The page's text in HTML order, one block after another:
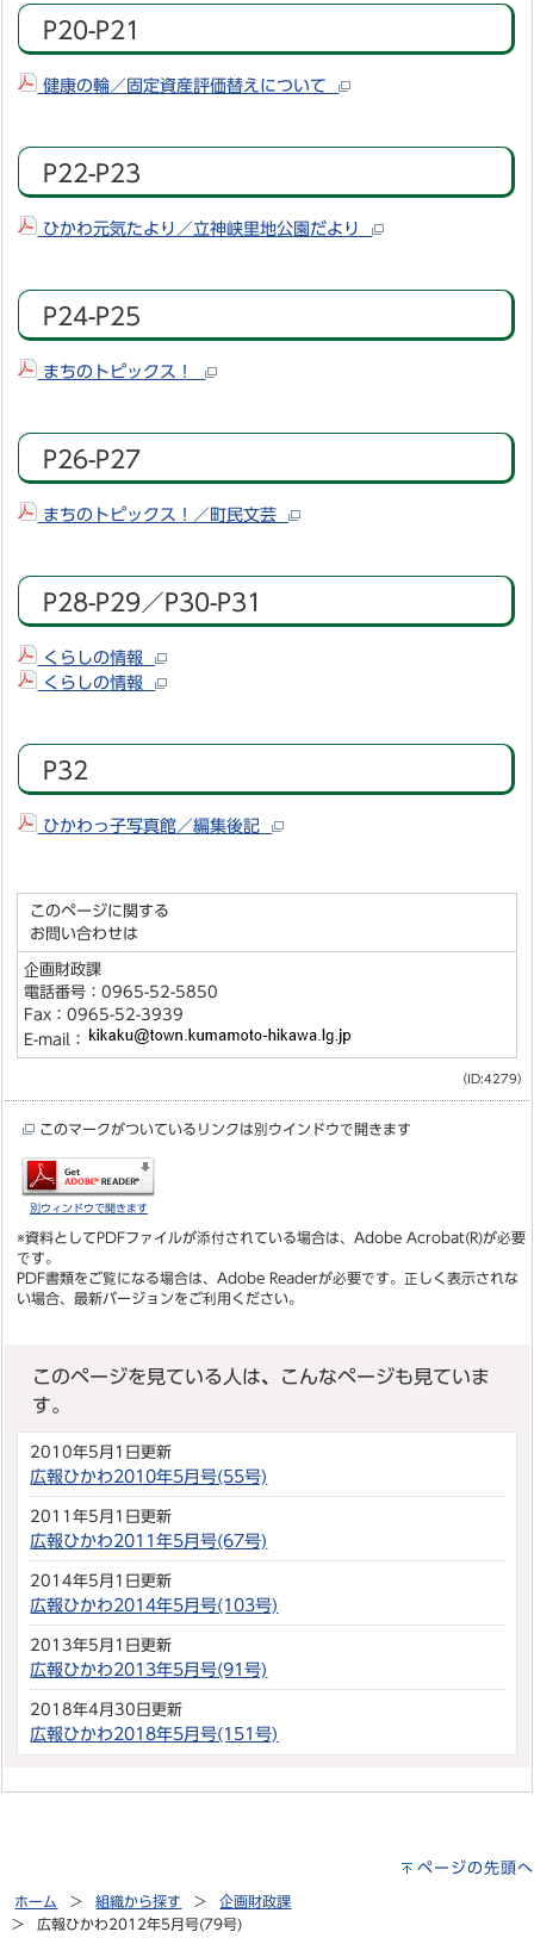
P20-P21
健康の輪／固定資産評価替えについて
P22-P23
ひかわ元気たより／立神峡里地公園だより
P24-P25
まちのトピックス！
P26-P27
まちのトピックス！／町民文芸
P28-P29／P30-P31
くらしの情報
くらしの情報
P32
ひかわっ子写真館／編集後記
このページに関する
お問い合わせは
企画財政課
電話番号：0965-52-5850
Fax：0965-52-3939
E-mail：
（ID:4279）
このマークがついているリンクは別ウインドウで開きます
別ウィンドウで開きます
※資料としてPDFファイルが添付されている場合は、 Adobe Acrobat(R)が必要
です。
PDF書類をご覧になる場合は、 Adobe Readerが必要です。正しく表示されな
い場合、最新バージョンをご利用ください。
このページを見ている人は、こんなページも見ていま
す。
2010年5月1日更新
広報ひかわ2010年5月号(55号)
2011年5月1日更新
広報ひかわ2011年5月号(67号)
2014年5月1日更新
広報ひかわ2014年5月号(103号)
2013年5月1日更新
広報ひかわ2013年5月号(91号)
2018年4月30日更新
広報ひかわ2018年5月号(151号)
ページの先頭へ
ホーム 組織から探す
企画財政課
広報ひかわ2012年5月号(79号)